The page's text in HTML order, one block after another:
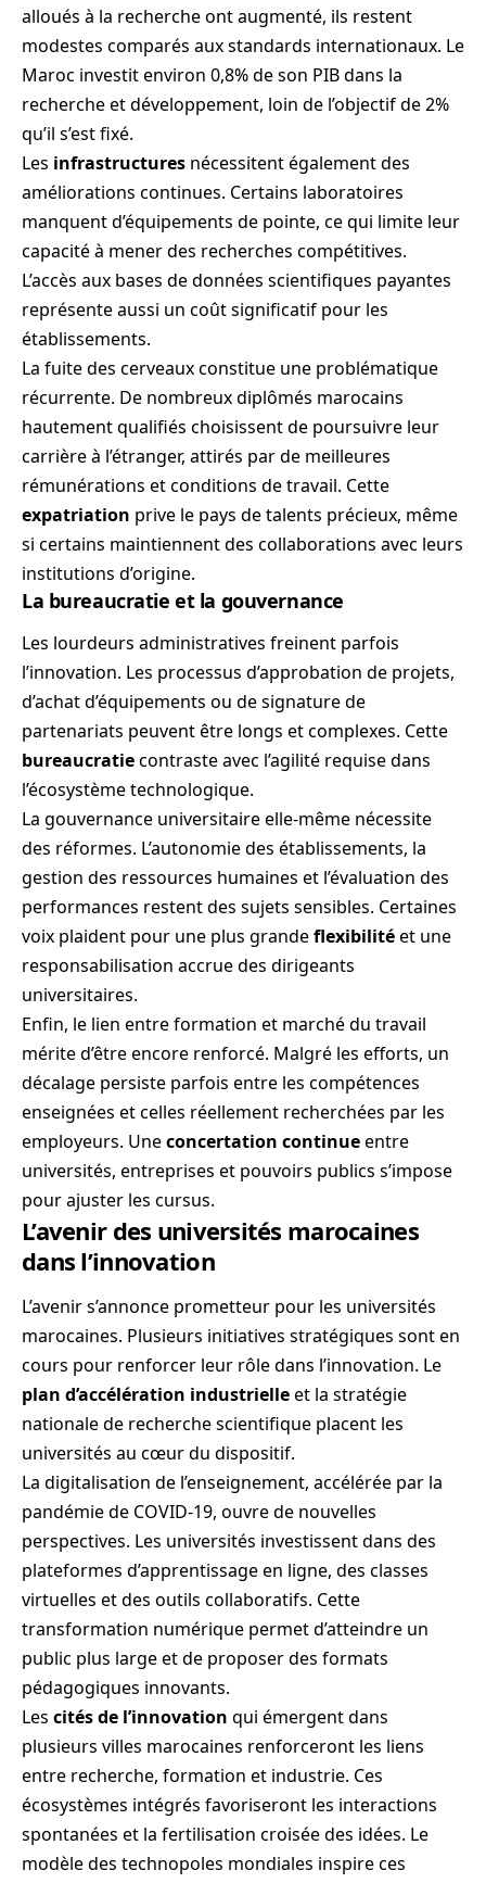
alloués à la recherche ont augmenté, ils restent
modestes comparés aux standards internationaux. Le
Maroc investit environ 0,8% de son PIB dans la
recherche et développement, loin de l’objectif de 2%
qu’il s’est fixé.
Les infrastructures nécessitent également des
améliorations continues. Certains laboratoires
manquent d’équipements de pointe, ce qui limite leur
capacité à mener des recherches compétitives.
L’accès aux bases de données scientifiques payantes
représente aussi un coût significatif pour les
établissements.
La fuite des cerveaux constitue une problématique
récurrente. De nombreux diplômés marocains
hautement qualifiés choisissent de poursuivre leur
carrière à l’étranger, attirés par de meilleures
rémunérations et conditions de travail. Cette
expatriation prive le pays de talents précieux, même
si certains maintiennent des collaborations avec leurs
institutions d’origine.
La bureaucratie et la gouvernance
Les lourdeurs administratives freinent parfois
l’innovation. Les processus d’approbation de projets,
d’achat d’équipements ou de signature de
partenariats peuvent être longs et complexes. Cette
bureaucratiecontraste avec l’agilité requise dans
l’écosystème technologique.
La gouvernance universitaire elle-même nécessite
des réformes. L’autonomie des établissements, la
gestion des ressources humaines et l’évaluation des
performances restent des sujets sensibles. Certaines
voix plaident pour une plus grandeflexibilitéet une
responsabilisation accrue des dirigeants
universitaires.
Enfin, le lien entre formation et marché du travail
mérite d’être encore renforcé. Malgré les efforts, un
décalage persiste parfois entre les compétences
enseignées et celles réellement recherchées par les
employeurs. Uneconcertation continueentre
universités, entreprises et pouvoirs publics s’impose
pour ajuster les cursus.
L’avenir des universités marocaines
dans l’innovation
L’avenir s’annonce prometteur pour les universités
marocaines. Plusieurs initiatives stratégiques sont en
cours pour renforcer leur rôle dans l’innovation. Le
plan d’accélération industrielleet la stratégie
nationale de recherche scientifique placent les
universités au cœur du dispositif.
La digitalisation de l’enseignement, accélérée par la
pandémie de COVID-19, ouvre de nouvelles
perspectives. Les universités investissent dans des
plateformes d’apprentissage en ligne, des classes
virtuelles et des outils collaboratifs. Cette
transformation numérique permet d’atteindre un
public plus large et de proposer des formats
pédagogiques innovants.
Les cités de l’innovation qui émergent dans
plusieurs villes marocaines renforceront les liens
entre recherche, formation et industrie. Ces
écosystèmes intégrés favoriseront les interactions
spontanées et la fertilisation croisée des idées. Le
modèle des technopoles mondiales inspire ces